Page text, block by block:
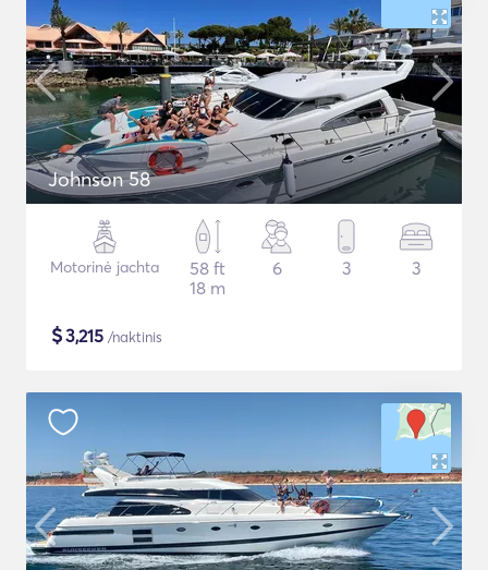
Johnson 58
Motorinė jachta
58 ft
18 m
6 3 3
$3,215 /naktinis